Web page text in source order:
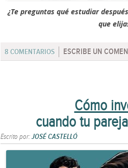
¿Te preguntas qué estudiar
que
8 COMENTARIOS ESCRIBE UN
Cómo
cuando tu
Escrito por:JOSÉ CASTELLÓ